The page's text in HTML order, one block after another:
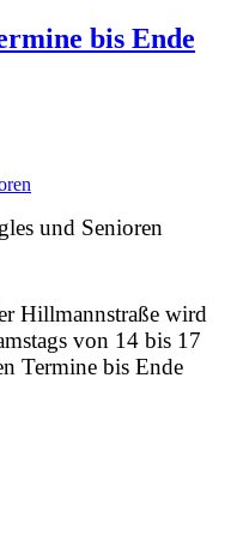
bis Ende
und Senioren
Hillmannstraße wird
von 14 bis 17
Termine bis Ende